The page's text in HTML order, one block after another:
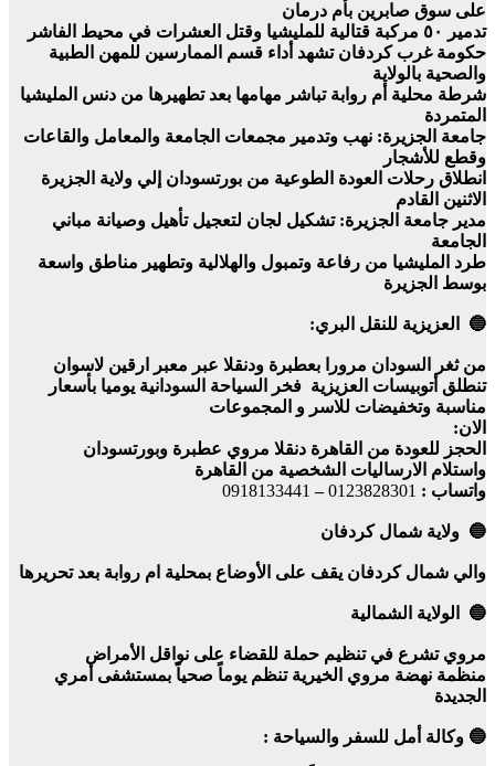
على سوق صابرين بأم درمان
تدمير ٥٠ مركبة قتالية للمليشيا وقتل العشرات في محيط الفاشر
حكومة غرب كردفان تشهد أداء قسم الممارسين للمهن الطبية
والصحية بالولاية
شرطة محلية أم روابة تباشر مهامها بعد تطهيرها من دنس المليشيا
المتمردة
جامعة الجزيرة: نهب وتدمير مجمعات الجامعة والمعامل والقاعات
وقطع للأشجار
انطلاق رحلات العودة الطوعية من بورتسودان إلي ولاية الجزيرة
الاثنين القادم
مدير جامعة الجزيرة: تشكيل لجان لتعجيل تأهيل وصيانة مباني
الجامعة
طرد المليشيا من رفاعة وتمبول والهلالية وتطهير مناطق واسعة
بوسط الجزيرة
🔵 العزيزية للنقل البري:
من ثغر السودان مرورا بعطبرة ودنقلا عبر معبر ارقين لاسوان
تنطلق أتوبيسات العزيزية فخر السياحة السودانية يوميا بأسعار
مناسبة وتخفيضات للاسر و المجموعات
الان:
الحجز للعودة من القاهرة دنقلا مروي عطبرة وبورتسودان
واستلام الارساليات الشخصية من القاهرة
واتساب : 0123828301
–
0918133441
🔵 ولاية شمال كردفان
والي شمال كردفان يقف على الأوضاع بمحلية ام روابة بعد تحريرها
🔵 الولاية الشمالية
مروي تشرع في تنظيم حملة للقضاء على نواقل الأمراض
منظمة نهضة مروي الخيرية تنظم يوماً صحياً بمستشفى أمري
الجديدة
🔵 وكالة أمل للسفر والسياحة :